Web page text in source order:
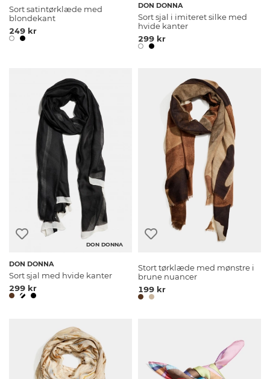
Sort satintørklæde med
blondekant
249 kr
DON DONNA
Sort sjal i imiteret silke med
hvide kanter
299 kr
DON DONNA
DON DONNA
Sort sjal med hvide kanter
299 kr
Stort tørklæde med mønstre i
brune nuancer
199 kr